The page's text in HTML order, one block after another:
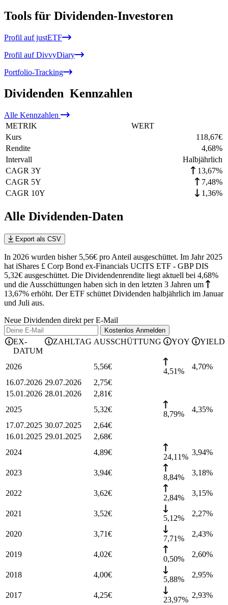
Tools für Dividenden-Investoren
Profil auf justETF
Profil auf DivvyDiary
Portfolio-Tracking
Dividenden Kennzahlen
Alle Kennzahlen
METRIK
WERT
Kurs
118,67€
Rendite
4,68%
Intervall
Halbjährlich
CAGR 3Y
13,67%
CAGR 5Y
7,48%
CAGR 10Y
1,36%
Alle Dividenden-Daten
Export als CSV
In 2026 wurden bisher 5,56€ pro Anteil ausgeschüttet. Im Jahr 2025
hat iShares £ Corp Bond ex-Financials UCITS ETF - GBP DIS
5,32€ ausgeschüttet. Die Dividendenrendite liegt aktuell bei 4,68%
und die Ausschüttungen haben sich in den letzten 3 Jahren um
13,67% erhöht. Der ETF schüttet Dividenden halbjährlich im Januar
und Juli aus.
Neue Dividenden direkt per E-Mail
Kostenlos Anmelden
EX-
DATUM
ZAHLTAG AUSSCHÜTTUNG YOY YIELD
2026 5,56€
4,51%
4,70%
16.07.2026 29.07.2026 2,75€
15.01.2026 28.01.2026 2,81€
2025
5,32€
8,79%
4,35%
17.07.2025 30.07.2025 2,64€
16.01.2025 29.01.2025 2,68€
2024
4,89€
24,11%
3,94%
2023 3,94€
8,84%
3,18%
2022 3,62€
2,84%
3,15%
2021 3,52€
5,12%
2,27%
2020 3,71€
7,71%
2,43%
2019 4,02€
0,50%
2,60%
2018 4,00€
5,88%
2,95%
2017 4,25€
23,97%
2,93%